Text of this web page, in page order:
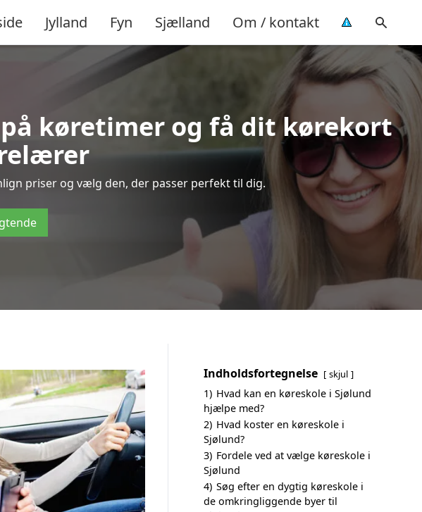
Jylland Fyn Sjælland Om / kontakt
køretimer og få dit kørekort
priser og vælg den, der passer perfekt til dig.
Indholdsfortegnelse skjul
1) Hvad kan en køreskole i Sjølund
hjælpe med?
2) Hvad koster en køreskole i
Sjølund?
3) Fordele ved at vælge køreskole i
Sjølund
4) Søg efter en dygtig køreskole i
de omkringliggende byer til